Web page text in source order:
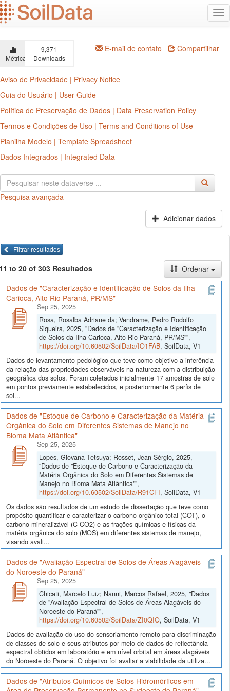
Ir
para
o
principal
Métricas
9,371
Downloads
E-mail de contato Compartilhar
Aviso de Privacidade | Privacy Notice
Guia do Usuário | User Guide
Política de Preservação de Dados | Data Preservation Policy
Termos e Condições de Uso | Terms and Conditions of Use
Planilha Modelo | Template Spreadsheet
Dados Integrados | Integrated Data
Pesquisa avançada
Adicionar dados
Filtrar resultados
to 20 of 303 Resultados
Ordenar
Dados de "Caracterização e Identificação de Solos da Ilha
Carioca, Alto Rio Paraná, PR/MS"
Sep 25, 2025
Rosa, Rosalba Adriane da; Vendrame, Pedro Rodolfo
Siqueira, 2025, "Dados de "Caracterização e Identificação
de Solos da Ilha Carioca, Alto Rio Paraná, PR/MS"",
https://doi.org/10.60502/SoilData/IO1FAB, SoilData, V1
Dados de levantamento pedológico que teve como objetivo a inferência
da relação das propriedades observáveis na natureza com a distribuição
geográfica dos solos. Foram coletados inicialmente 17 amostras de solo
em pontos previamente estabelecidos, e posteriormente 6 perfis de
sol...
Dados de "Estoque de Carbono e Caracterização da Matéria
Orgânica do Solo em Diferentes Sistemas de Manejo no
Bioma Mata Atlântica"
Sep 25, 2025
Lopes, Giovana Tetsuya; Rosset, Jean Sérgio, 2025,
"Dados de "Estoque de Carbono e Caracterização da
Matéria Orgânica do Solo em Diferentes Sistemas de
Manejo no Bioma Mata Atlântica"",
https://doi.org/10.60502/SoilData/R91CFI, SoilData, V1
Os dados são resultados de um estudo de dissertação que teve como
propósito quantificar e caracterizar o carbono orgânico total (COT), o
carbono mineralizável (C-CO2) e as frações químicas e físicas da
matéria orgânica do solo (MOS) em diferentes sistemas de manejo,
visando avali...
Dados de "Avaliação Espectral de Solos de Áreas Alagáveis
do Noroeste do Paraná"
Sep 25, 2025
Chicati, Marcelo Luiz; Nanni, Marcos Rafael, 2025, "Dados
de "Avaliação Espectral de Solos de Áreas Alagáveis do
Noroeste do Paraná"",
https://doi.org/10.60502/SoilData/ZI0QIO, SoilData, V1
Dados de avaliação do uso do sensoriamento remoto para discriminação
de classes de solo e seus atributos por meio de dados de reflectância
espectral obtidos em laboratório e em nível orbital em áreas alagáveis
do Noroeste do Paraná. O objetivo foi avaliar a viabilidade da utiliza...
Dados de "Atributos Químicos de Solos Hidromórficos em